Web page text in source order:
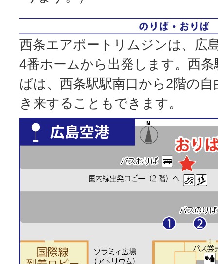
西条エアポートリムジンは、広
4番ホームから出発します。西
ばは、西条駅駅南口から2階の
き来することもできます。